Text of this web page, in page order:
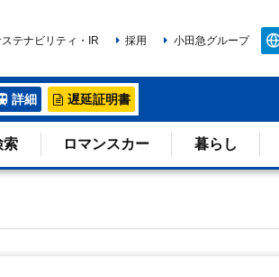
詳細 遅延証明書
索 ロマンスカー 暮らし
テナビリティ・IR 採用 小田急グループ